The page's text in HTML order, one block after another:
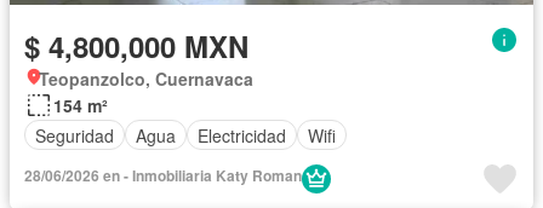
$ 4,800,000 MXN
Teopanzolco, Cuernavaca
154 m²
Seguridad
Agua Electricidad Wifi
28/06/2026 en - Inmobiliaria Katy Roman